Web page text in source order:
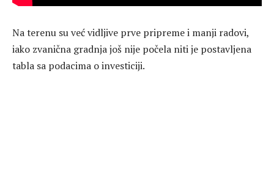
Na terenu su već vidljive prve pripreme i manji radovi,
iako zvanična gradnja još nije počela niti je postavljena
tabla sa podacima o investiciji.